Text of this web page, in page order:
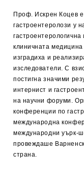
Проф. Искрен Коцев
гастроентеролози у
клиничната медицина
изградиха и
изследователи. С
постигна значими
интернист и
на научни форуми.
конференции по
международна
международни уърк-
провеждаше
страна.